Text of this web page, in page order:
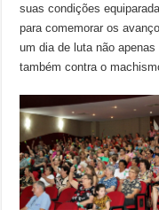
suas condições
para comemorar os
um dia de luta não
também contra o